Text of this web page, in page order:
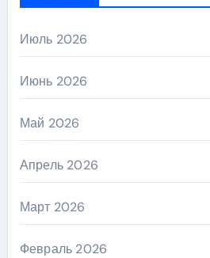
Июль 2026
Июнь 2026
Май 2026
Апрель 2026
Март 2026
Февраль 2026